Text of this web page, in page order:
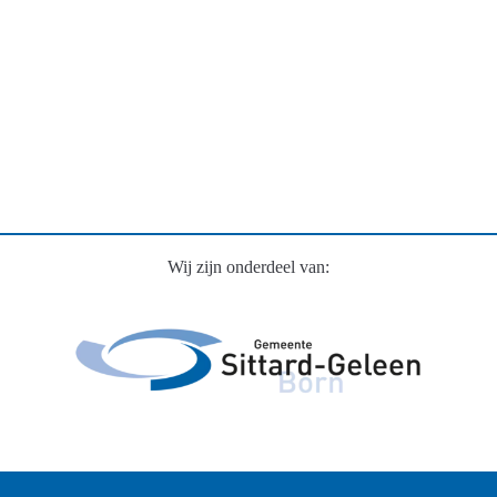
Wij zijn onderdeel van: